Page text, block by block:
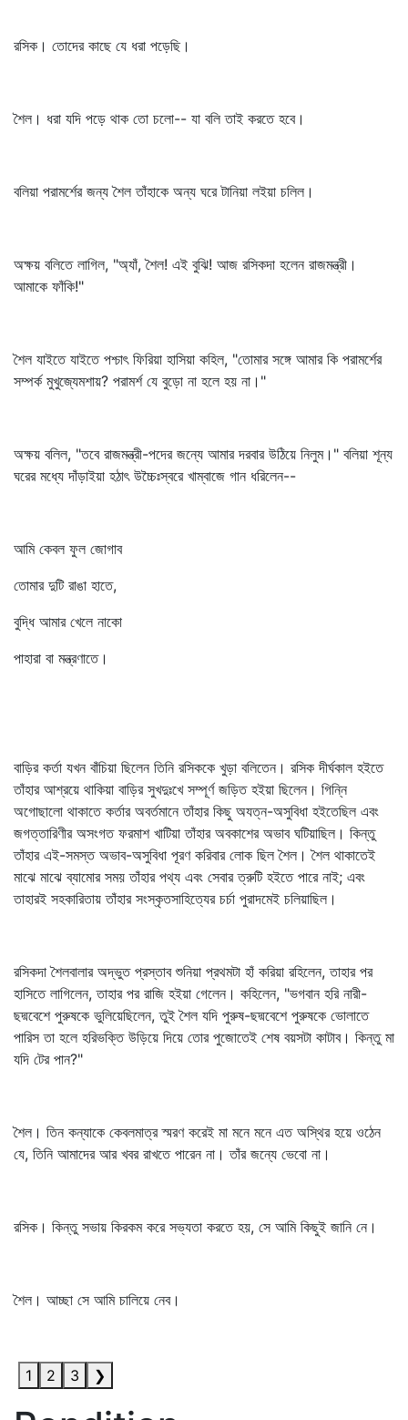
রসিক। তোদের কাছে যে ধরা পড়েছি।
শৈল। ধরা যদি পড়ে থাক তো চলো-- যা বলি তাই করতে হবে।
বলিয়া পরামর্শের জন্য শৈল তাঁহাকে অন্য ঘরে টানিয়া লইয়া চলিল।
অক্ষয় বলিতে লাগিল, "অ্যাঁ, শৈল! এই বুঝি! আজ রসিকদা হলেন রাজমন্ত্রী।
আমাকে ফাঁকি!"
শৈল যাইতে যাইতে পশ্চাৎ ফিরিয়া হাসিয়া কহিল, "তোমার সঙ্গে আমার কি পরামর্শের
সম্পর্ক মুখুজ্যেমশায়? পরামর্শ যে বুড়ো না হলে হয় না।"
অক্ষয় বলিল, "তবে রাজমন্ত্রী-পদের জন্যে আমার দরবার উঠিয়ে নিলুম।" বলিয়া শূন্য
ঘরের মধ্যে দাঁড়াইয়া হঠাৎ উচ্চৈঃস্বরে খাম্বাজে গান ধরিলেন--
আমি কেবল ফুল জোগাব
তোমার দুটি রাঙা হাতে,
বুদ্ধি আমার খেলে নাকো
পাহারা বা মন্ত্রণাতে।
বাড়ির কর্তা যখন বাঁচিয়া ছিলেন তিনি রসিককে খুড়া বলিতেন। রসিক দীর্ঘকাল হইতে
তাঁহার আশ্রয়ে থাকিয়া বাড়ির সুখদুঃখে সম্পূর্ণ জড়িত হইয়া ছিলেন। গিন্নি
অগোছালো থাকাতে কর্তার অবর্তমানে তাঁহার কিছু অযত্ন-অসুবিধা হইতেছিল এবং
জগত্তারিণীর অসংগত ফরমাশ খাটিয়া তাঁহার অবকাশের অভাব ঘটিয়াছিল। কিন্তু
তাঁহার এই-সমস্ত অভাব-অসুবিধা পূরণ করিবার লোক ছিল শৈল। শৈল থাকাতেই
মাঝে মাঝে ব্যামোর সময় তাঁহার পথ্য এবং সেবার ত্রুটি হইতে পারে নাই; এবং
তাহারই সহকারিতায় তাঁহার সংস্কৃতসাহিত্যের চর্চা পুরাদমেই চলিয়াছিল।
রসিকদা শৈলবালার অদ্ভুত প্রস্তাব শুনিয়া প্রথমটা হাঁ করিয়া রহিলেন, তাহার পর
হাসিতে লাগিলেন, তাহার পর রাজি হইয়া গেলেন। কহিলেন, "ভগবান হরি নারী-
ছদ্মবেশে পুরুষকে ভুলিয়েছিলেন, তুই শৈল যদি পুরুষ-ছদ্মবেশে পুরুষকে ভোলাতে
পারিস তা হলে হরিভক্তি উড়িয়ে দিয়ে তোর পুজোতেই শেষ বয়সটা কাটাব। কিন্তু মা
যদি টের পান?"
শৈল। তিন কন্যাকে কেবলমাত্র স্মরণ করেই মা মনে মনে এত অস্থির হয়ে ওঠেন
যে, তিনি আমাদের আর খবর রাখতে পারেন না। তাঁর জন্যে ভেবো না।
রসিক। কিন্তু সভায় কিরকম করে সভ্যতা করতে হয়, সে আমি কিছুই জানি নে।
শৈল। আচ্ছা সে আমি চালিয়ে নেব।
1 2 3 ❯